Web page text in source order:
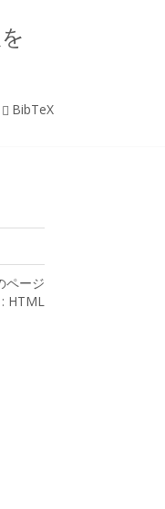
BibTeX
ページ
: HTML